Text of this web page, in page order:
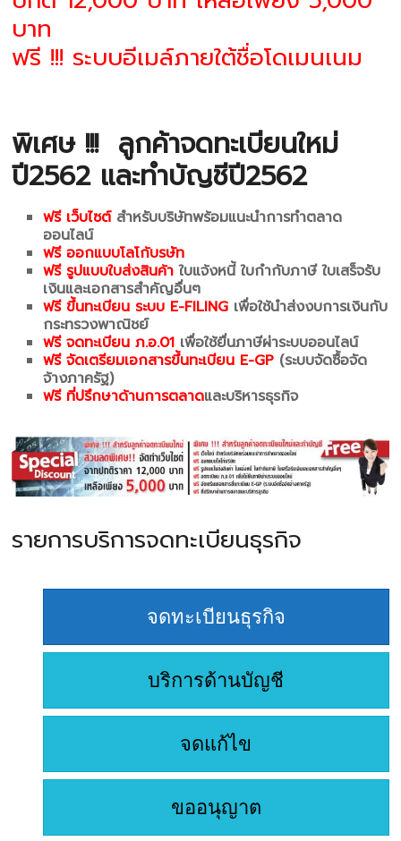
บาท
ฟรี !!! ระบบอีเมล์ภายใต้ชื่อโดเมนเนม
พิเศษ !!! ลูกค้าจดทะเบียนใหม่
ปี2562 และทำบัญชีปี2562
ฟรี เว็บไซต์สำหรับบริษัทพร้อมแนะนำการทำตลาด
ออนไลน์
ฟรี ออกแบบโลโก้บรษัท
ฟรี รูปแบบใบส่งสินค้า ใบแจ้งหนี้ ใบกำกับภาษี ใบเสร็จรับ
เงินและเอกสารสำคัญอื่นๆ
ฟรี ขึ้นทะเบียน ระบบ E-FILING เพื่อใช้นำส่งงบการเงินกับ
กระทรวงพาณิชย์
ฟรี จดทะเบียน ภ.อ.01 เพื่อใช้ยื่นภาษีผ่าระบบออนไลน์
ฟรี จัดเตรียมเอกสารขึ้นทะเบียน E-GP (ระบบจัดซื้อจัด
จ้างภาครัฐ)
ฟรี ที่ปรึกษาด้านการตลาดและบริหารธุรกิจ
รายการบริการจดทะเบียนธุรกิจ
จดทะเบียนธุรกิจ
บริการด้านบัญชี
จดแก้ไข
ขออนุญาต